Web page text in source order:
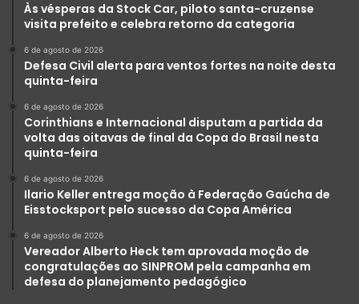
Às vésperas da Stock Car, piloto santa-cruzense
visita prefeito e celebra retorno da categoria
6 de agosto de 2026
Defesa Civil alerta para ventos fortes na noite desta
quinta-feira
6 de agosto de 2026
Corinthians e Internacional disputam a partida da
volta das oitavas de final da Copa do Brasil nesta
quinta-feira
6 de agosto de 2026
Ilario Keller entrega moção à Federação Gaúcha de
Eisstocksport pelo sucesso da Copa América
6 de agosto de 2026
Vereador Alberto Heck tem aprovada moção de
congratulações ao SINPROM pela campanha em
defesa do planejamento pedagógico